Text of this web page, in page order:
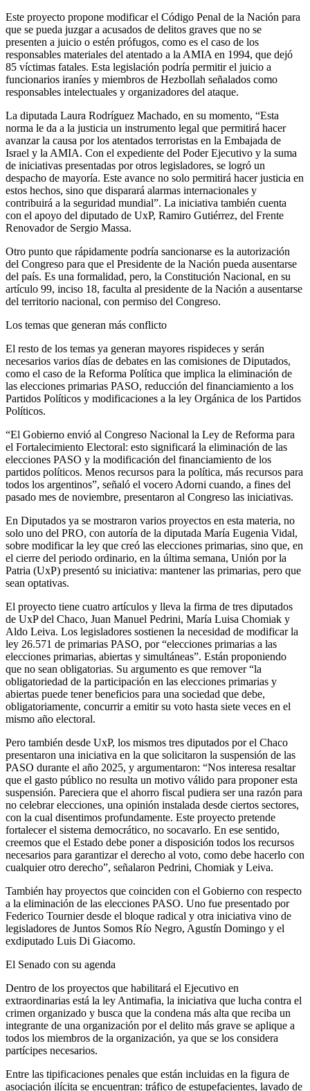
Este proyecto propone modificar el Código Penal de la Nación para
que se pueda juzgar a acusados de delitos graves que no se
presenten a juicio o estén prófugos, como es el caso de los
responsables materiales del atentado a la AMIA en 1994, que dejó
85 víctimas fatales. Esta legislación podría permitir el juicio a
funcionarios iraníes y miembros de Hezbollah señalados como
responsables intelectuales y organizadores del ataque.
La diputada Laura Rodríguez Machado, en su momento, “Esta
norma le da a la justicia un instrumento legal que permitirá hacer
avanzar la causa por los atentados terroristas en la Embajada de
Israel y la AMIA. Con el expediente del Poder Ejecutivo y la suma
de iniciativas presentadas por otros legisladores, se logró un
despacho de mayoría. Este avance no solo permitirá hacer justicia en
estos hechos, sino que disparará alarmas internacionales y
contribuirá a la seguridad mundial”. La iniciativa también cuenta
con el apoyo del diputado de UxP, Ramiro Gutiérrez, del Frente
Renovador de Sergio Massa.
Otro punto que rápidamente podría sancionarse es la autorización
del Congreso para que el Presidente de la Nación pueda ausentarse
del país. Es una formalidad, pero, la Constitución Nacional, en su
artículo 99, inciso 18, faculta al presidente de la Nación a ausentarse
del territorio nacional, con permiso del Congreso.
Los temas que generan más conflicto
El resto de los temas ya generan mayores rispideces y serán
necesarios varios días de debates en las comisiones de Diputados,
como el caso de la Reforma Política que implica la eliminación de
las elecciones primarias PASO, reducción del financiamiento a los
Partidos Políticos y modificaciones a la ley Orgánica de los Partidos
Políticos.
“El Gobierno envió al Congreso Nacional la Ley de Reforma para
el Fortalecimiento Electoral: esto significará la eliminación de las
elecciones PASO y la modificación del financiamiento de los
partidos políticos. Menos recursos para la política, más recursos para
todos los argentinos”, señaló el vocero Adorni cuando, a fines del
pasado mes de noviembre, presentaron al Congreso las iniciativas.
En Diputados ya se mostraron varios proyectos en esta materia, no
solo uno del PRO, con autoría de la diputada María Eugenia Vidal,
sobre modificar la ley que creó las elecciones primarias, sino que, en
el cierre del periodo ordinario, en la última semana, Unión por la
Patria (UxP) presentó su iniciativa: mantener las primarias, pero que
sean optativas.
El proyecto tiene cuatro artículos y lleva la firma de tres diputados
de UxP del Chaco, Juan Manuel Pedrini, María Luisa Chomiak y
Aldo Leiva. Los legisladores sostienen la necesidad de modificar la
ley 26.571 de primarias PASO, por “elecciones primarias a las
elecciones primarias, abiertas y simultáneas”. Están proponiendo
que no sean obligatorias. Su argumento es que remover “la
obligatoriedad de la participación en las elecciones primarias y
abiertas puede tener beneficios para una sociedad que debe,
obligatoriamente, concurrir a emitir su voto hasta siete veces en el
mismo año electoral.
Pero también desde UxP, los mismos tres diputados por el Chaco
presentaron una iniciativa en la que solicitaron la suspensión de las
PASO durante el año 2025, y argumentaron: “Nos interesa resaltar
que el gasto público no resulta un motivo válido para proponer esta
suspensión. Pareciera que el ahorro fiscal pudiera ser una razón para
no celebrar elecciones, una opinión instalada desde ciertos sectores,
con la cual disentimos profundamente. Este proyecto pretende
fortalecer el sistema democrático, no socavarlo. En ese sentido,
creemos que el Estado debe poner a disposición todos los recursos
necesarios para garantizar el derecho al voto, como debe hacerlo con
cualquier otro derecho”, señalaron Pedrini, Chomiak y Leiva.
También hay proyectos que coinciden con el Gobierno con respecto
a la eliminación de las elecciones PASO. Uno fue presentado por
Federico Tournier desde el bloque radical y otra iniciativa vino de
legisladores de Juntos Somos Río Negro, Agustín Domingo y el
exdiputado Luis Di Giacomo.
El Senado con su agenda
Dentro de los proyectos que habilitará el Ejecutivo en
extraordinarias está la ley Antimafia, la iniciativa que lucha contra el
crimen organizado y busca que la condena más alta que reciba un
integrante de una organización por el delito más grave se aplique a
todos los miembros de la organización, ya que se los considera
partícipes necesarios.
Entre las tipificaciones penales que están incluidas en la figura de
asociación ilícita se encuentran: tráfico de estupefacientes, lavado de